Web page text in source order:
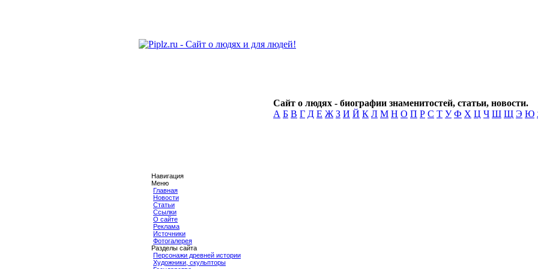
Сайт о людях - биографии знаменитостей, статьи, новости.
А Б В Г Д Е Ж З И Й К Л М Н О П Р С Т У Ф Х Ц Ч Ш Щ Э Ю
Навигация
Меню
Главная
Новости
Статьи
Ссылки
О сайте
Реклама
Источники
Фотогалерея
Разделы сайта
Персонажи древней истории
Художники, скульпторы